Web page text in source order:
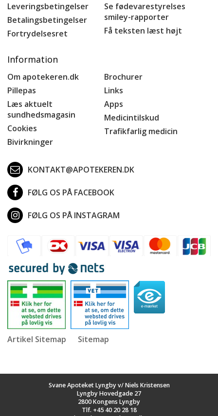
Leveringsbetingelser
Betalingsbetingelser
Fortrydelsesret
Se fødevarestyrelses
smiley-rapporter
Få teksten læst højt
Information
Om apotekeren.dk
Pillepas
Læs aktuelt
sundhedsmagasin
Cookies
Bivirkninger
Brochurer
Links
Apps
Medicintilskud
Trafikfarlig medicin
KONTAKT@APOTEKEREN.DK
FØLG OS PÅ FACEBOOK
FØLG OS PÅ INSTAGRAM
Artikel Sitemap Sitemap
Svane Apoteket Lyngby v/ Niels Kristensen
Lyngby Hovedgade 27
2800 Kongens Lyngby
Tlf. +45 40 20 28 18